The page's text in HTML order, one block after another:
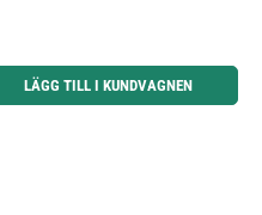
knapparna för att öka eller minska kvantiteten.
LÄGG TILL I KUNDVAGNEN